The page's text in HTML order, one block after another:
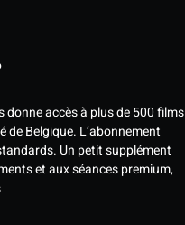
donne accès à plus de 500 films
Belgique. L’abonnement
Un petit supplément
et aux séances premium,